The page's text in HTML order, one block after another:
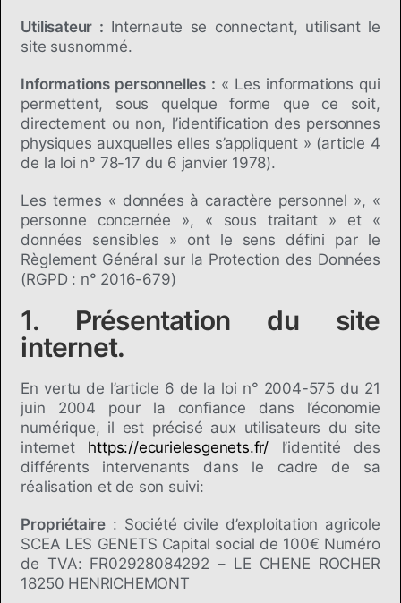
Utilisateur : Internaute se connectant, utilisant le
site susnommé.
Informations personnelles : « Les informations qui
permettent, sous quelque forme que ce soit,
directement ou non, l’identification des personnes
physiques auxquelles elles s’appliquent » (article 4
de la loi n° 78-17 du 6 janvier 1978).
Les termes « données à caractère personnel », «
personne concernée », « sous traitant » et «
données sensibles » ont le sens défini par le
Règlement Général sur la Protection des Données
(RGPD : n° 2016-679)
1. Présentation du site
internet.
En vertu de l’article 6 de la loi n° 2004-575 du 21
juin 2004 pour la confiance dans l’économie
numérique, il est précisé aux utilisateurs du site
internet https://ecurielesgenets.fr/ l’identité des
différents intervenants dans le cadre de sa
réalisation et de son suivi:
Propriétaire : Société civile d’exploitation agricole
SCEA LES GENETS Capital social de 100€ Numéro
de TVA: FR02928084292 – LE CHENE ROCHER
18250 HENRICHEMONT